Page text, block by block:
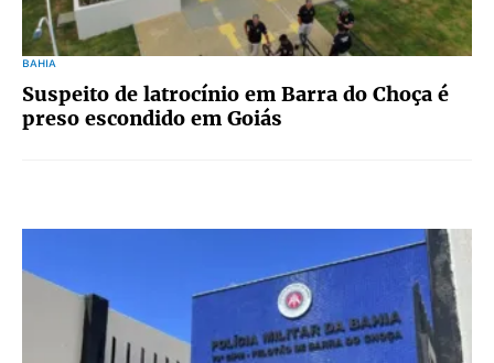
BAHIA
Suspeito de latrocínio em Barra do Choça é
preso escondido em Goiás